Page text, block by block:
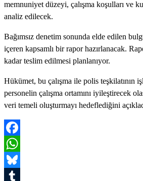
memnuniyet düzeyi, çalışma koşulları ve
analiz edilecek.
Bağımsız denetim sonunda elde edilen
içeren kapsamlı bir rapor hazırlanacak.
kadar teslim edilmesi planlanıyor.
Hükümet, bu çalışma ile polis teşkilatının
personelin çalışma ortamını iyileştirecek
veri temeli oluşturmayı hedeflediğini
Facebook
WhatsApp
Bluesky